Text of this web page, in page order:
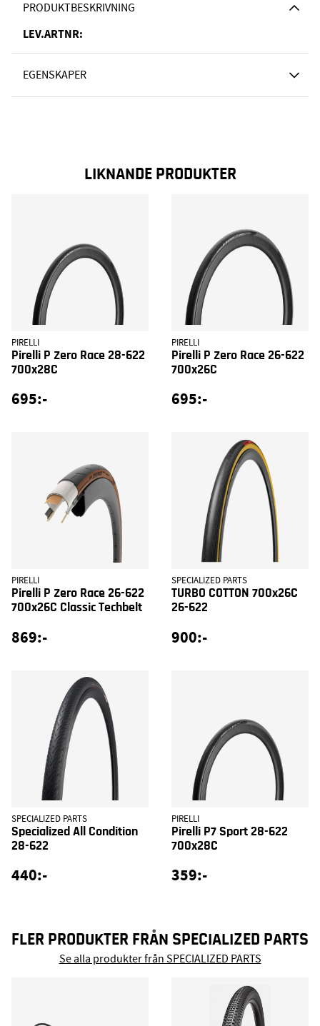
PRODUKTBESKRIVNING
LEV.ARTNR:
EGENSKAPER
LIKNANDE PRODUKTER
PIRELLI
Pirelli P Zero Race 28-622
700x28C
695:-
PIRELLI
Pirelli P Zero Race 26-622
700x26C
695:-
PIRELLI
Pirelli P Zero Race 26-622
700x26C Classic Techbelt
869:-
SPECIALIZED PARTS
TURBO COTTON 700x26C
26-622
900:-
SPECIALIZED PARTS
Specialized All Condition
28-622
440:-
PIRELLI
Pirelli P7 Sport 28-622
700x28C
359:-
FLER PRODUKTER FRÅN SPECIALIZED PARTS
Se alla produkter från SPECIALIZED PARTS